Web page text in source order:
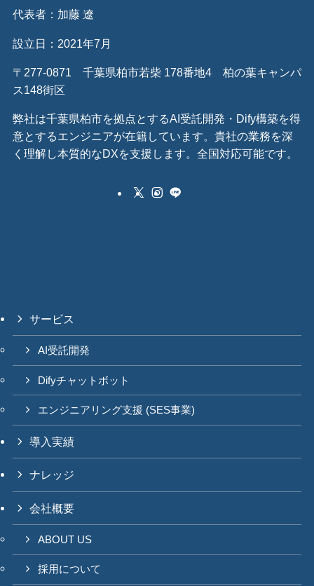
代表者：加藤 遼
設立日：2021年7月
〒277-0871 千葉県柏市若柴 178番地4 柏の葉キャンパ
ス148街区
弊社は千葉県柏市を拠点とするAI受託開発・Dify構築を得
意とするエンジニアが在籍しています。貴社の業務を深
く理解し本質的なDXを支援します。全国対応可能です。
サービス
AI受託開発
Difyチャットボット
エンジニアリング支援 (SES事業)
導入実績
ナレッジ
会社概要
ABOUT US
採用について